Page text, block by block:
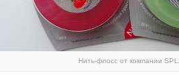
Нить-флосс от компании